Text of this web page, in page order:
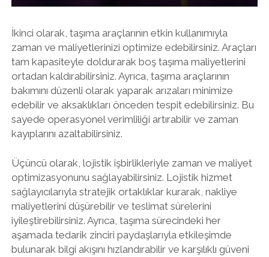
İkinci olarak, taşıma araçlarının etkin kullanımıyla
zaman ve maliyetlerinizi optimize edebilirsiniz. Araçları
tam kapasiteyle doldurarak boş taşıma maliyetlerini
ortadan kaldırabilirsiniz. Ayrıca, taşıma araçlarının
bakımını düzenli olarak yaparak arızaları minimize
edebilir ve aksaklıkları önceden tespit edebilirsiniz. Bu
sayede operasyonel verimliliği artırabilir ve zaman
kayıplarını azaltabilirsiniz.
Üçüncü olarak, lojistik işbirlikleriyle zaman ve maliyet
optimizasyonunu sağlayabilirsiniz. Lojistik hizmet
sağlayıcılarıyla stratejik ortaklıklar kurarak, nakliye
maliyetlerini düşürebilir ve teslimat sürelerini
iyileştirebilirsiniz. Ayrıca, taşıma sürecindeki her
aşamada tedarik zinciri paydaşlarıyla etkileşimde
bulunarak bilgi akışını hızlandırabilir ve karşılıklı güveni